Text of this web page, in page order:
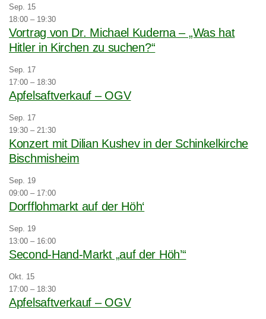
Sep. 15
18:00 – 19:30
Vortrag von Dr. Michael Kuderna – „Was hat
Hitler in Kirchen zu suchen?“
Sep. 17
17:00 – 18:30
Apfelsaftverkauf – OGV
Sep. 17
19:30 – 21:30
Konzert mit Dilian Kushev in der Schinkelkirche
Bischmisheim
Sep. 19
09:00 – 17:00
Dorfflohmarkt auf der Höh‘
Sep. 19
13:00 – 16:00
Second-Hand-Markt „auf der Höh’“
Okt. 15
17:00 – 18:30
Apfelsaftverkauf – OGV